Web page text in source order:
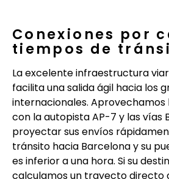
Conexiones por
tiempos de
La excelente infraestructura
facilita una salida ágil hacia los
internacionales.
con la autopista AP-7 y las vías
proyectar sus envíos
tránsito hacia Barcelona y su
es inferior a una hora. Si su
calculamos un trayecto directo